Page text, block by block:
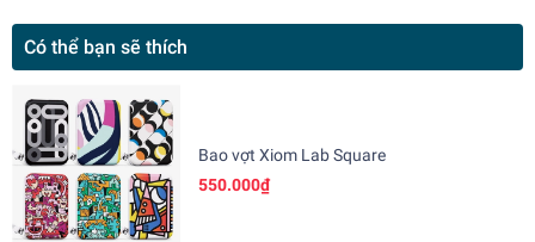
Có thể bạn sẽ thích
Bao vợt Xiom Lab Square
550.000₫